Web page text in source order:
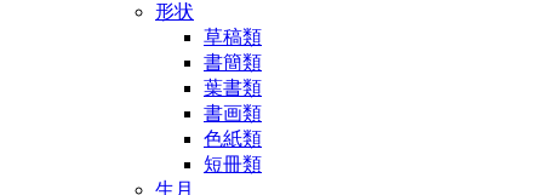
形状
草稿類
書簡類
葉書類
書画類
色紙類
短冊類
生月